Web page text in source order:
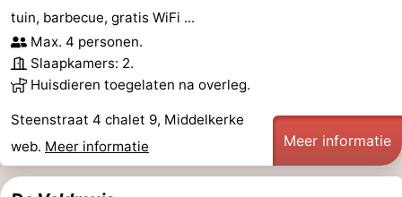
tuin, barbecue, gratis WiFi ...
Max. 4 personen.
Slaapkamers: 2.
Huisdieren toegelaten na overleg.
Steenstraat 4 chalet 9, Middelkerke
web. Meer informatie Meer informatie